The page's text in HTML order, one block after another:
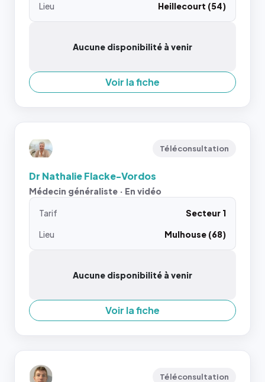
Lieu
Heillecourt (54)
Aucune disponibilité à venir
Voir la fiche
Téléconsultation
Dr Nathalie Flacke-Vordos
Médecin généraliste · En vidéo
Tarif
Secteur 1
Lieu
Mulhouse (68)
Aucune disponibilité à venir
Voir la fiche
Téléconsultation